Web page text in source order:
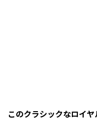
このクラシックなロイ